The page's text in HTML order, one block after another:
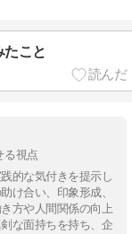
たこと
る視点
的な気付きを提示し
け合い、印象形成、
方や人間関係の向上
な面持ちを持ち、企